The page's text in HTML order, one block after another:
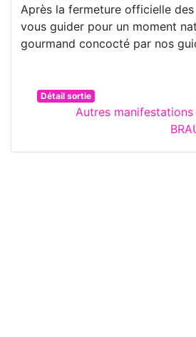
Après la fermeture officielle
vous guider pour un moment
gourmand concocté par nos
Détail sortie
Autres